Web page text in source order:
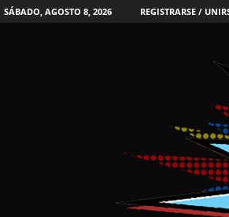
SÁBADO, AGOSTO 8, 2026 REGISTRARSE /